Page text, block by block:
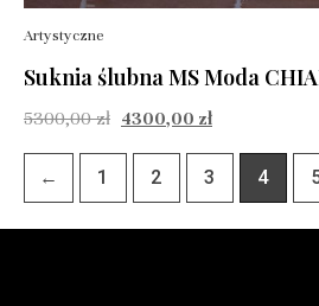
Artystyczne
Suknia ślubna MS Moda
5300,00zł 4300,00 zł
← 1 2 3 4